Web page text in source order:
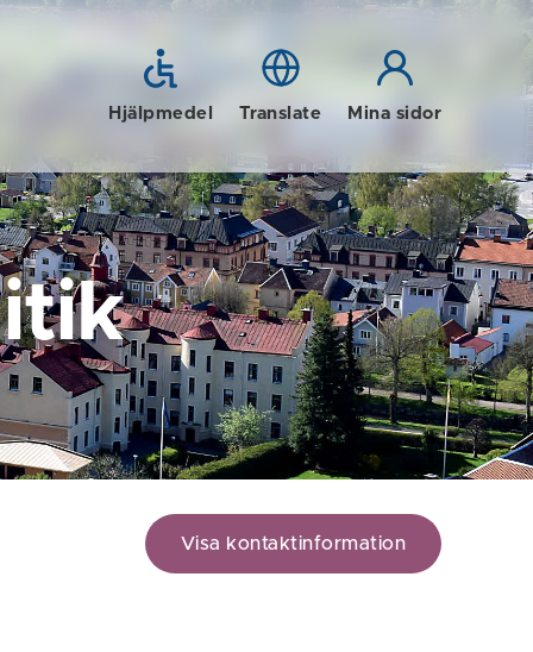
Hjälpmedel Translate Mina sidor
Visa kontaktinformation